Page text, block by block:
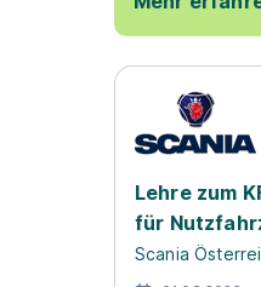
Lehre zum
für
Scania